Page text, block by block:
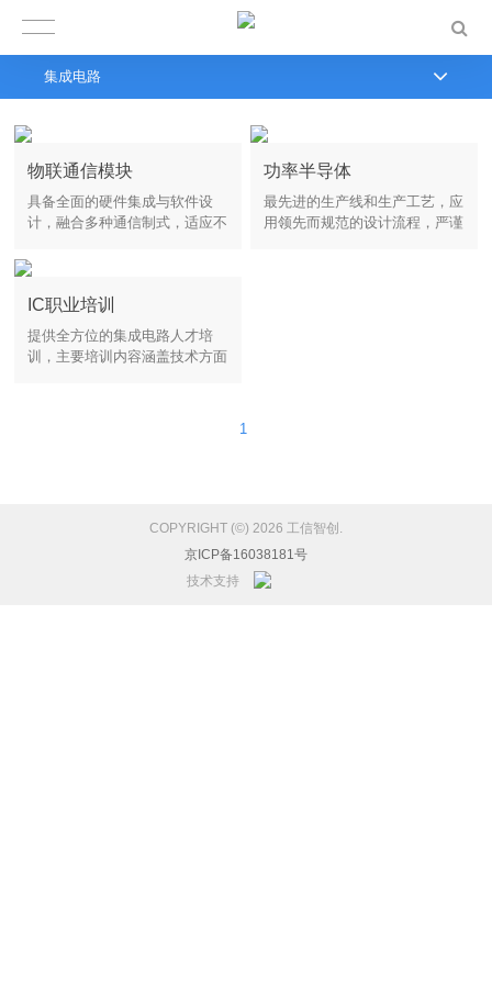
物联通信模块
具备全面的硬件集成与软件设
计，融合多种通信制式，适应不
应用厂商的工作...
功率半导体
最先进的生产线和生产工艺，应
用领先而规范的设计流程，严谨
IC职业培训
提供全方位的集成电路人才培
训，主要培训内容涵盖技术方面
1
COPYRIGHT (©) 2026 工信智创.
京ICP备16038181号
技术支持
集成电路